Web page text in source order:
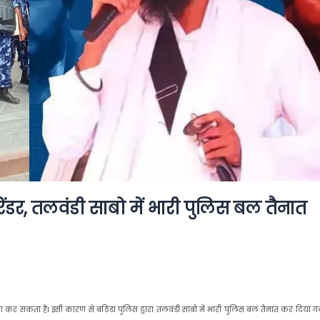
तलवंडी साबो में भारी पुलिस बल तैनात
है। इसी कारण से बठिंडा पुलिस द्वारा तलवंडी साबो में भारी पुलिस बल तैनात कर दिया